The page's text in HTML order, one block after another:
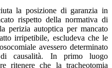
la posizione di garanzia in
rispetto della normativa di
perizia autoptica per mancato
irripetibile, escludeva che le
avessero determinato
causalità. In primo luogo
ritenere che la tracheotomia